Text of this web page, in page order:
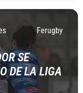
Ferugby
SE
DE LA LIGA